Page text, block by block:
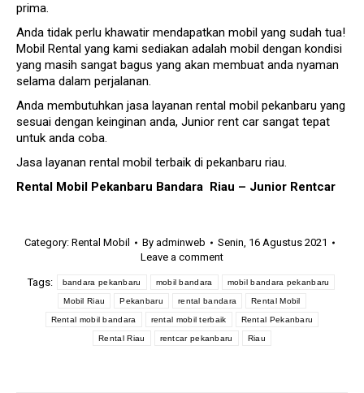
prima.
Anda tidak perlu khawatir mendapatkan mobil yang sudah tua!
Mobil Rental yang kami sediakan adalah mobil dengan kondisi
yang masih sangat bagus yang akan membuat anda nyaman
selama dalam perjalanan.
Anda membutuhkan jasa layanan rental mobil pekanbaru yang
sesuai dengan keinginan anda, Junior rent car sangat tepat
untuk anda coba.
Jasa layanan rental mobil terbaik di pekanbaru riau.
Rental Mobil Pekanbaru Bandara Riau – Junior Rentcar
Category: Rental Mobil By adminweb
Senin, 16 Agustus 2021
Leave a comment
Tags: bandara pekanbaru mobil bandara mobil bandara pekanbaru
Mobil Riau Pekanbaru rental bandara Rental Mobil
Rental mobil bandara rental mobil terbaik Rental Pekanbaru
Rental Riau rentcar pekanbaru Riau